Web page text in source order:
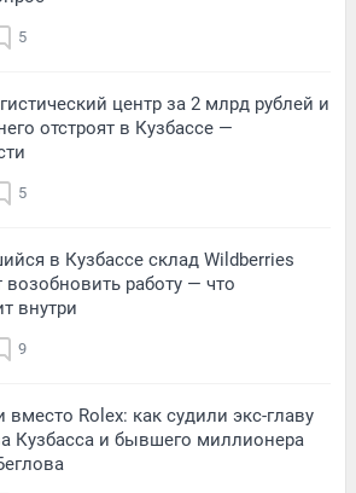
5
центр за 2 млрд рублей и
отстроят в Кузбассе —
5
в Кузбассе склад Wildberries
возобновить работу — что
внутри
9
вместо Rolex: как судили экс-главу
Кузбасса и бывшего миллионера